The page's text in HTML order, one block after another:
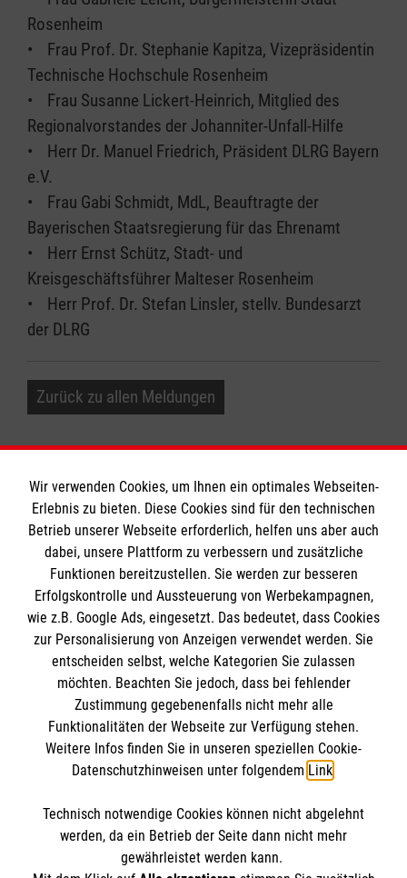
Rosenheim
• Frau Prof. Dr. Stephanie Kapitza, Vizepräsidentin
Technische Hochschule Rosenheim
• Frau Susanne Lickert-Heinrich, Mitglied des
Regionalvorstandes der Johanniter-Unfall-Hilfe
• Herr Dr. Manuel Friedrich, Präsident DLRG Bayern
e.V.
• Frau Gabi Schmidt, MdL, Beauftragte der
Bayerischen Staatsregierung für das Ehrenamt
• Herr Ernst Schütz, Stadt- und
Kreisgeschäftsführer Malteser Rosenheim
• Herr Prof. Dr. Stefan Linsler, stellv. Bundesarzt
der DLRG
Zurück zu allen Meldungen
Informationen
Impressum
Datenschutz
Kontakt
Barrierefreiheit
Die Malteser
Malteser in Deutschland
Malteserorden
Sharepoint
Spendenkonto
Bank: PAX Bank für Kirche und Caritas eG
IBAN: DE84 3706 0120 1201 2135 21
So finden Sie uns
Wir verwenden Cookies, um Ihnen ein optimales Webseiten-
Erlebnis zu bieten. Diese Cookies sind für den technischen
Betrieb unserer Webseite erforderlich, helfen uns aber auch
dabei, unsere Plattform zu verbessern und zusätzliche
Funktionen bereitzustellen. Sie werden zur besseren
Erfolgskontrolle und Aussteuerung von Werbekampagnen,
wie z.B. Google Ads, eingesetzt. Das bedeutet, dass Cookies
zur Personalisierung von Anzeigen verwendet werden. Sie
entscheiden selbst, welche Kategorien Sie zulassen
möchten. Beachten Sie jedoch, dass bei fehlender
Zustimmung gegebenenfalls nicht mehr alle
Funktionalitäten der Webseite zur Verfügung stehen.
Weitere Infos finden Sie in unseren speziellen Cookie-
Datenschutzhinweisen unter folgendem Link.
Technisch notwendige Cookies können nicht abgelehnt
werden, da ein Betrieb der Seite dann nicht mehr
gewährleistet werden kann.